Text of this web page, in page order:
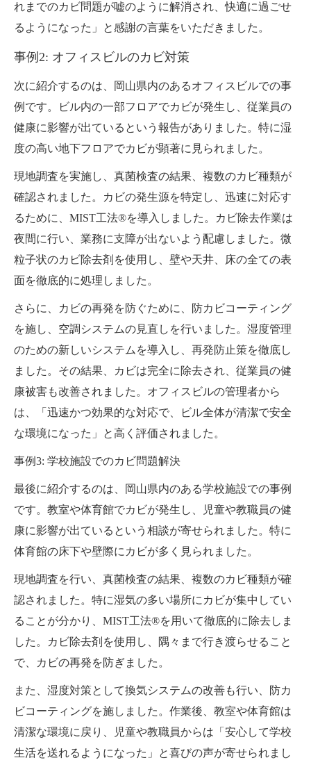
れまでのカビ問題が嘘のように解消され、快適に過ごせ
るようになった」と感謝の言葉をいただきました。
事例2: オフィスビルのカビ対策
次に紹介するのは、岡山県内のあるオフィスビルでの事
例です。ビル内の一部フロアでカビが発生し、従業員の
健康に影響が出ているという報告がありました。特に湿
度の高い地下フロアでカビが顕著に見られました。
現地調査を実施し、真菌検査の結果、複数のカビ種類が
確認されました。カビの発生源を特定し、迅速に対応す
るために、MIST工法®を導入しました。カビ除去作業は
夜間に行い、業務に支障が出ないよう配慮しました。微
粒子状のカビ除去剤を使用し、壁や天井、床の全ての表
面を徹底的に処理しました。
さらに、カビの再発を防ぐために、防カビコーティング
を施し、空調システムの見直しを行いました。湿度管理
のための新しいシステムを導入し、再発防止策を徹底し
ました。その結果、カビは完全に除去され、従業員の健
康被害も改善されました。オフィスビルの管理者から
は、「迅速かつ効果的な対応で、ビル全体が清潔で安全
な環境になった」と高く評価されました。
事例3: 学校施設でのカビ問題解決
最後に紹介するのは、岡山県内のある学校施設での事例
です。教室や体育館でカビが発生し、児童や教職員の健
康に影響が出ているという相談が寄せられました。特に
体育館の床下や壁際にカビが多く見られました。
現地調査を行い、真菌検査の結果、複数のカビ種類が確
認されました。特に湿気の多い場所にカビが集中してい
ることが分かり、MIST工法®を用いて徹底的に除去しま
した。カビ除去剤を使用し、隅々まで行き渡らせること
で、カビの再発を防ぎました。
また、湿度対策として換気システムの改善も行い、防カ
ビコーティングを施しました。作業後、教室や体育館は
清潔な環境に戻り、児童や教職員からは「安心して学校
生活を送れるようになった」と喜びの声が寄せられまし